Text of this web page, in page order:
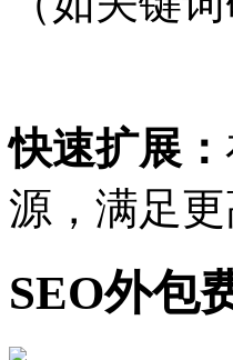
快速扩展：
源，满足
SEO外包